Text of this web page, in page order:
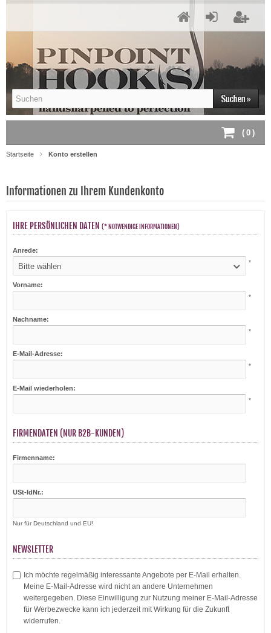
( 0 )
Startseite Konto erstellen
Informationen zu Ihrem Kundenkonto
IHRE PERSÖNLICHEN DATEN (* NOTWENDIGE INFORMATIONEN)
Anrede:
Bitte wählen *
Vorname:
*
Nachname:
*
E-Mail-Adresse:
*
E-Mail wiederholen:
*
FIRMENDATEN (NUR B2B-KUNDEN)
Firmenname:
USt-IdNr.:
Nur für Deutschland und EU!
NEWSLETTER
Ich möchte regelmäßig interessante Angebote per E-Mail erhalten.
Meine E-Mail-Adresse wird nicht an andere Unternehmen
weitergegeben. Diese Einwilligung zur Nutzung meiner E-Mail-Adresse
für Werbezwecke kann ich jederzeit mit Wirkung für die Zukunft
widerrufen.